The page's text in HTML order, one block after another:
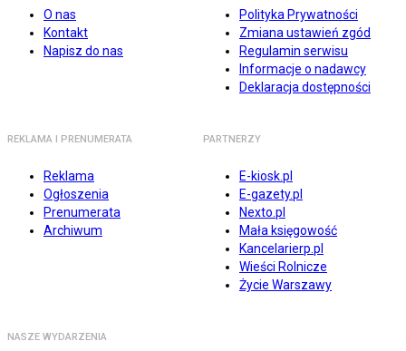
O nas
Kontakt
Napisz do nas
Polityka Prywatności
Zmiana ustawień zgód
Regulamin serwisu
Informacje o nadawcy
Deklaracja dostępności
REKLAMA I PRENUMERATA
Reklama
Ogłoszenia
Prenumerata
Archiwum
PARTNERZY
E-kiosk.pl
E-gazety.pl
Nexto.pl
Mała księgowość
Kancelarierp.pl
Wieści Rolnicze
Życie Warszawy
NASZE WYDARZENIA